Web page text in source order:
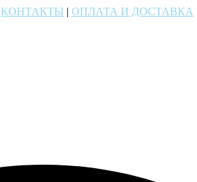
КОНТАКТЫ | ОПЛАТА И ДОСТАВКА